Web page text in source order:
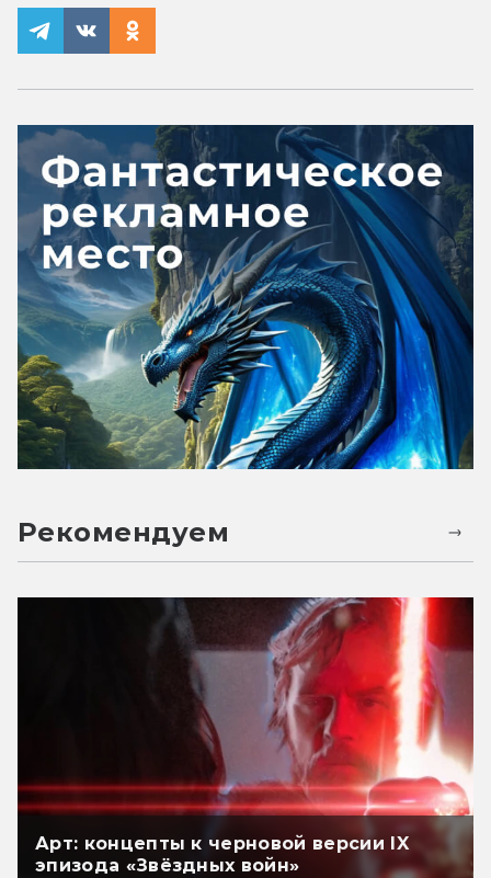
Рекомендуем
Арт: концепты к черновой версии IX
эпизода «Звёздных войн»